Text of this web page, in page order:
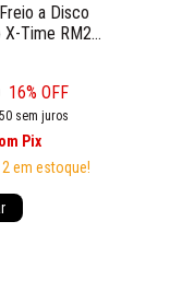
a Disco
X-Time RM2
16% OFF
sem juros
Pix
2 em estoque!